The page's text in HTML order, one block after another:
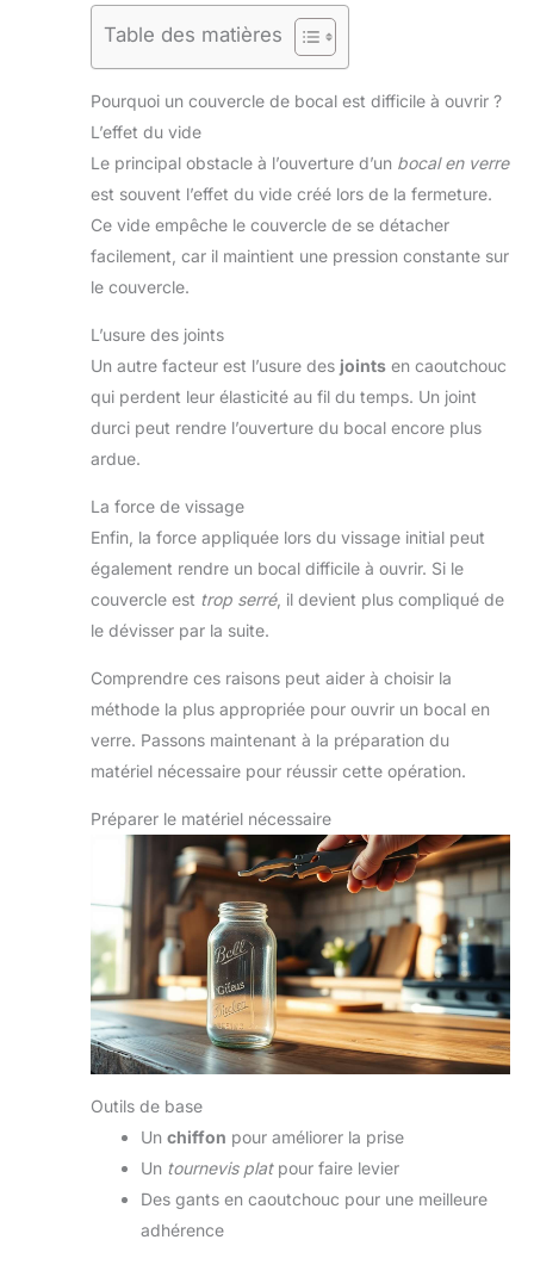
Table des matières
Pourquoi un couvercle de bocal est difficile à ouvrir ?
L’effet du vide
Le principal obstacle à l’ouverture d’un bocal en verre
est souvent l’effet du vide créé lors de la fermeture.
Ce vide empêche le couvercle de se détacher
facilement, car il maintient une pression constante sur
le couvercle.
L’usure des joints
Un autre facteur est l’usure des joints en caoutchouc
qui perdent leur élasticité au fil du temps. Un joint
durci peut rendre l’ouverture du bocal encore plus
ardue.
La force de vissage
Enfin, la force appliquée lors du vissage initial peut
également rendre un bocal difficile à ouvrir. Si le
couvercle est trop serré, il devient plus compliqué de
le dévisser par la suite.
Comprendre ces raisons peut aider à choisir la
méthode la plus appropriée pour ouvrir un bocal en
verre. Passons maintenant à la préparation du
matériel nécessaire pour réussir cette opération.
Préparer le matériel nécessaire
Outils de base
Un chiffon pour améliorer la prise
Un tournevis platpour faire levier
Des gants en caoutchouc pour une meilleure
adhérence